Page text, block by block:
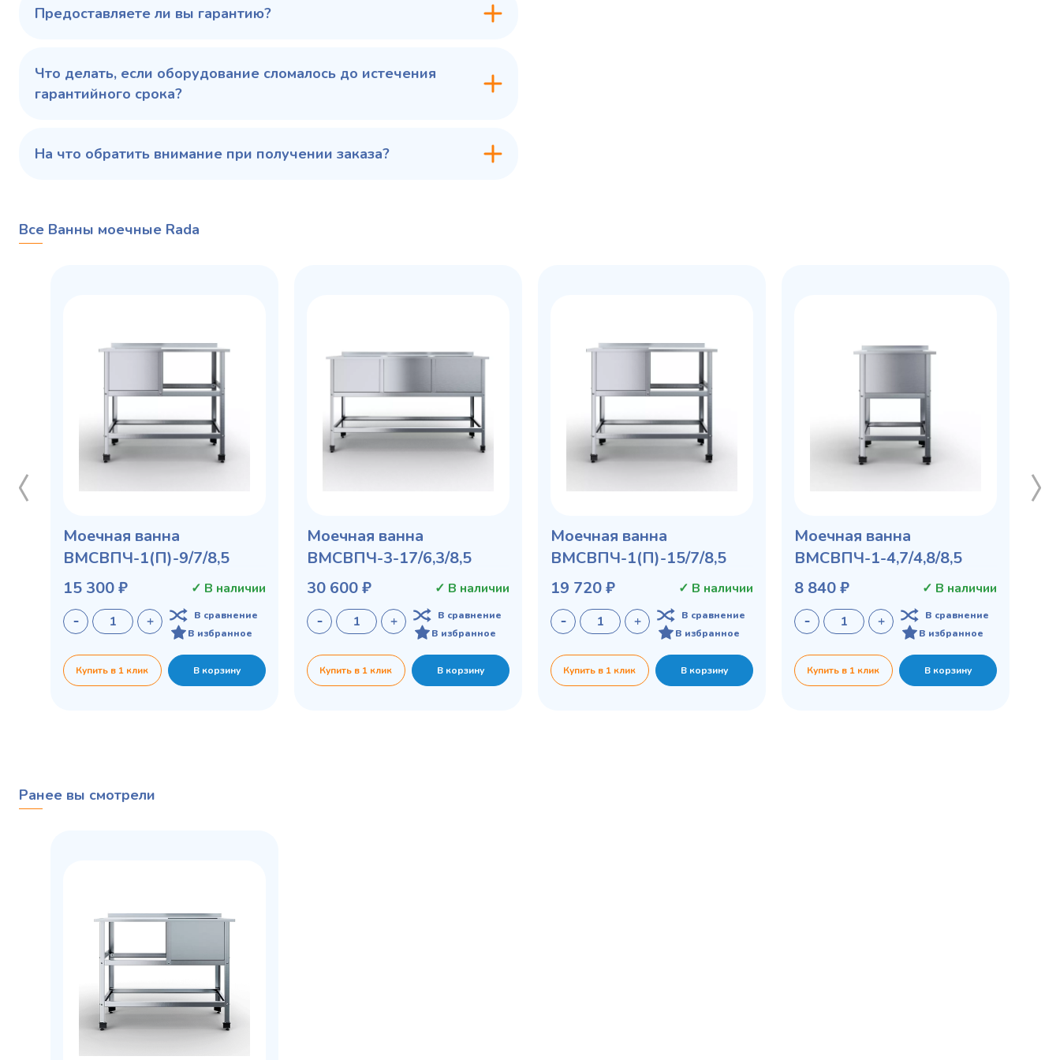
Предоставляете ли вы гарантию?
Что делать, если оборудование сломалось до истечения
гарантийного срока?
На что обратить внимание при получении заказа?
Все Ванны моечные Rada
Моечная ванна
ВМСВПЧ-1(П)-9/7/8,5
15 300 ₽
✓ В наличии
В сравнение
В избранное
Купить в 1 клик В корзину
Моечная ванна
ВМСВПЧ-3-17/6,3/8,5
30 600 ₽
✓ В наличии
В сравнение
В избранное
Купить в 1 клик В корзину
Моечная ванна
ВМСВПЧ-1(П)-15/7/8,5
19 720 ₽
✓ В наличии
В сравнение
В избранное
Купить в 1 клик В корзину
Моечная ванна
ВМСВПЧ-1-4,7/4,8/8,5
8 840 ₽
✓ В наличии
В сравнение
В избранное
Купить в 1 клик В корзину
Ранее вы смотрели